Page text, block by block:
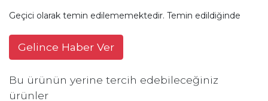
Geçici olarak temin edilememektedir. Temin edildiğinde
Gelince Haber Ver
Bu ürünün yerine tercih edebileceğiniz
ürünler